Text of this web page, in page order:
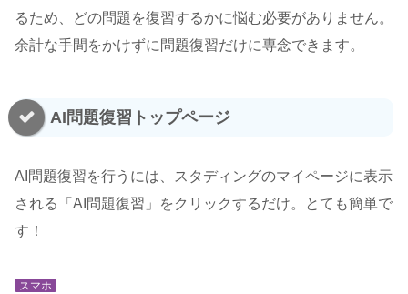
るため、どの問題を復習するかに悩む必要がありません。
余計な手間をかけずに問題復習だけに専念できます。
AI問題復習トップページ
AI問題復習を行うには、スタディングのマイページに表示
される「AI問題復習」をクリックするだけ。とても簡単で
す！
スマホ